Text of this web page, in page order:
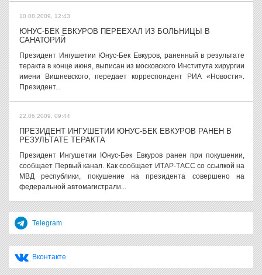
10.08.2009, 12:43
ЮНУС-БЕК ЕВКУРОВ ПЕРЕЕХАЛ ИЗ БОЛЬНИЦЫ В
САНАТОРИЙ
Президент Ингушетии Юнус-Бек Евкуров, раненный в результате
теракта в конце июня, выписан из московского Института хирургии
имени Вишневского, передает корреспондент РИА «Новости».
Президент...
22.06.2009, 09:44
ПРЕЗИДЕНТ ИНГУШЕТИИ ЮНУС-БЕК ЕВКУРОВ РАНЕН В
РЕЗУЛЬТАТЕ ТЕРАКТА
Президент Ингушетии Юнус-Бек Евкуров ранен при покушении,
сообщает Первый канал. Как сообщает ИТАР-ТАСС со ссылкой на
МВД республики, покушение на президента совершено на
федеральной автомагистрали...
Telegram
Вконтакте